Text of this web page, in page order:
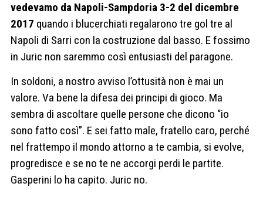
vedevamo da Napoli-Sampdoria 3-2 del dicembre
2017 quando i blucerchiati regalarono tre gol tre al
Napoli di Sarri con la costruzione dal basso. E fossimo
in Juric non saremmo così entusiasti del paragone.
In soldoni, a nostro avviso l’ottusità non è mai un
valore. Va bene la difesa dei principi di gioco. Ma
sembra di ascoltare quelle persone che dicono “io
sono fatto così”. E sei fatto male, fratello caro, perché
nel frattempo il mondo attorno a te cambia, si evolve,
progredisce e se no te ne accorgi perdi le partite.
Gasperini lo ha capito. Juric no.